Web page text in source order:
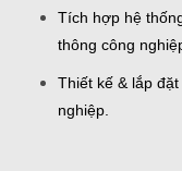
Tích hợp hệ
thông công
Thiết kế & lắp
nghiệp.